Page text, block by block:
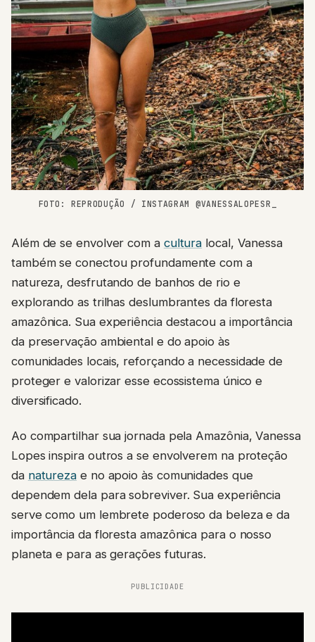
FOTO: REPRODUÇÃO / INSTAGRAM @VANESSALOPESR_
Além de se envolver com a cultura local, Vanessa
também se conectou profundamente com a
natureza, desfrutando de banhos de rio e
explorando as trilhas deslumbrantes da floresta
amazônica. Sua experiência destacou a importância
da preservação ambiental e do apoio às
comunidades locais, reforçando a necessidade de
proteger e valorizar esse ecossistema único e
diversificado.
Ao compartilhar sua jornada pela Amazônia, Vanessa
Lopes inspira outros a se envolverem na proteção
da natureza e no apoio às comunidades que
dependem dela para sobreviver. Sua experiência
serve como um lembrete poderoso da beleza e da
importância da floresta amazônica para o nosso
planeta e para as gerações futuras.
PUBLICIDADE